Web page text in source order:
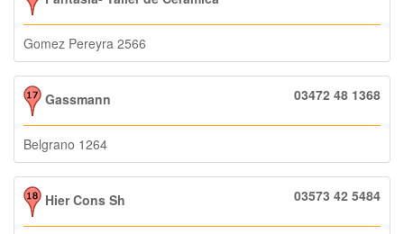
Gomez Pereyra 2566
Gassmann 03472 48 1368
Belgrano 1264
Hier Cons Sh 03573 42 5484